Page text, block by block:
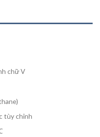
chữ V
tùy chỉnh